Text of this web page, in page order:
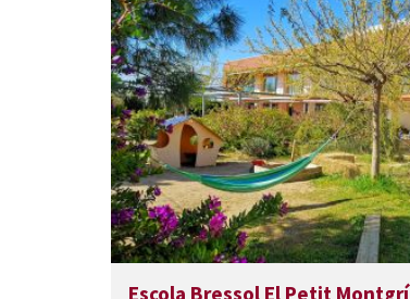
Escola Bressol El Petit Montgrí